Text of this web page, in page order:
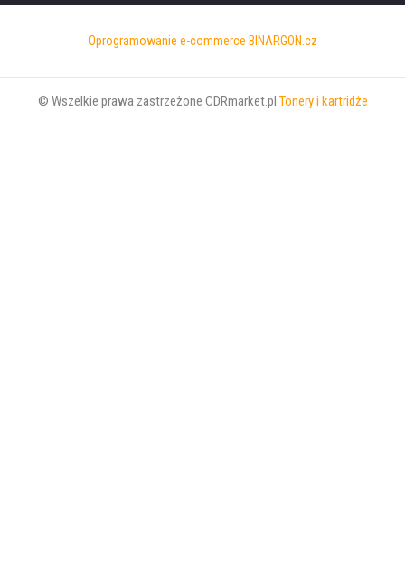
Oprogramowanie e-commerce BINARGON.cz
© Wszelkie prawa zastrzeżone CDRmarket.pl Tonery i kartridże